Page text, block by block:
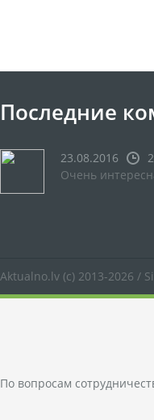
Последние
23.08.2016
Очень
Aktualno.lv (c) 2013-2026 /
По вопросам